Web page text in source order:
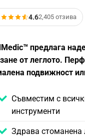
4.62,405 отзива
предлага
от леглото.
подвижност
Съвместим с
инструменти
Здрава стоманена